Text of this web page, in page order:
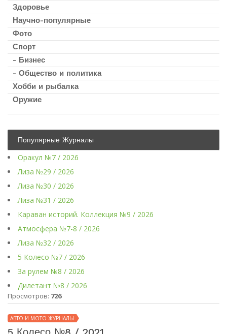
Здоровье
Научно-популярные
Фото
Спорт
- Бизнес
- Общество и политика
Хобби и рыбалка
Оружие
Популярные Журналы
Оракул №7 / 2026
Лиза №29 / 2026
Лиза №30 / 2026
Лиза №31 / 2026
Караван историй. Коллекция №9 / 2026
Атмосфера №7-8 / 2026
Лиза №32 / 2026
5 Колесо №7 / 2026
За рулем №8 / 2026
Дилетант №8 / 2026
Просмотров: 726
АВТО И МОТО ЖУРНАЛЫ